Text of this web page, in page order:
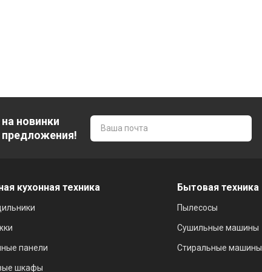
новинки
кухонная техника
панели
шкафы
Бытовая техника
Пылесосы
Сушильные машины
Стиральные машины